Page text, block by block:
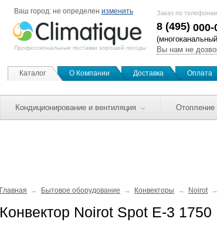
Ваш город: не определен изменить
Профессиональные поставки хорошей погоды
Заказ по телефонам
8 (495) 000-
Вы нам не
Каталог О Компании Доставка Оплата
Кондиционирование и вентиляция Отопление
Главная Бытовое оборудование Конвекторы Noirot
Конвектор Noirot Spot E-3 1750